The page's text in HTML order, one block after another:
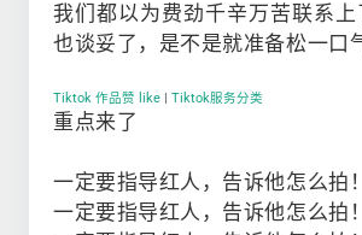
我们都以为费劲千辛万苦联系
也谈妥了，是不是就准备松一口
Tiktok 作品赞 like Tiktok服务分类
重点来了
一定要指导红人，告诉他怎么拍！
一定要指导红人，告诉他怎么拍！